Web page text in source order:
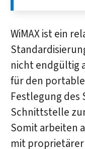
WiMAX ist ein
nicht endgültig
für den
Festlegung des
Schnittstelle
Somit arbeiten
mit